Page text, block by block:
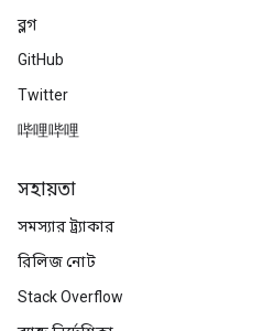
ব্লগ
GitHub
Twitter
哔哩哔哩
সহায়তা
সমস্যার ট্র্যাকার
রিলিজ নোট
Stack Overflow